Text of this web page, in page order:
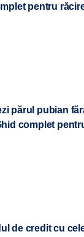
pentru
părul pubian
complet
de credit cu